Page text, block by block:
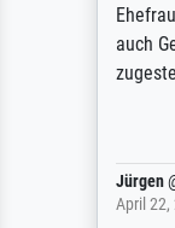
auch
Jürgen@
April 22,